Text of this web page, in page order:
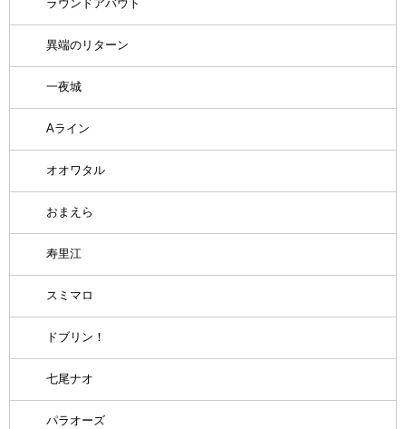
ラウンドアバウト
異端のリターン
一夜城
Aライン
オオワタル
おまえら
寿里江
スミマロ
ドブリン！
七尾ナオ
パラオーズ